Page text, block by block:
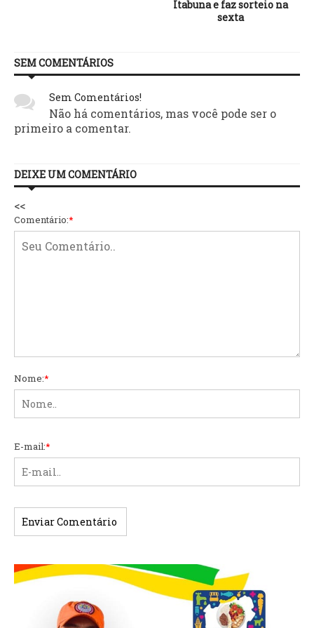
Itabuna e faz sorteio na
sexta
SEM COMENTÁRIOS
Sem Comentários!
Não há comentários, mas você pode ser o
primeiro a comentar.
DEIXE UM COMENTÁRIO
<<
Comentário:*
Nome:*
E-mail:*